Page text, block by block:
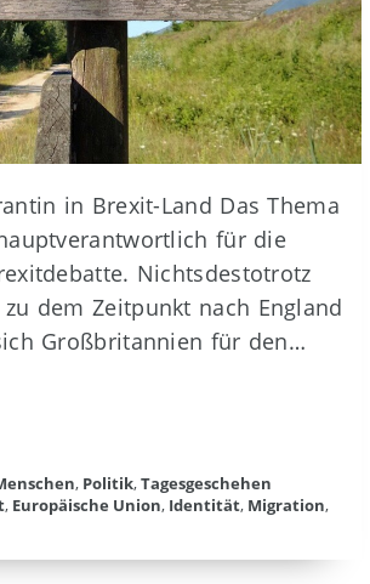
in Brexit-Land Das Thema
für die
Nichtsdestotrotz
dem Zeitpunkt nach England
Großbritannien für den…
, Politik,Tagesgeschehen
, Europäische Union, Identität, Migration,